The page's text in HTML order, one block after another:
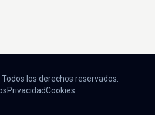
los derechos reservados.
PrivacidadCookies